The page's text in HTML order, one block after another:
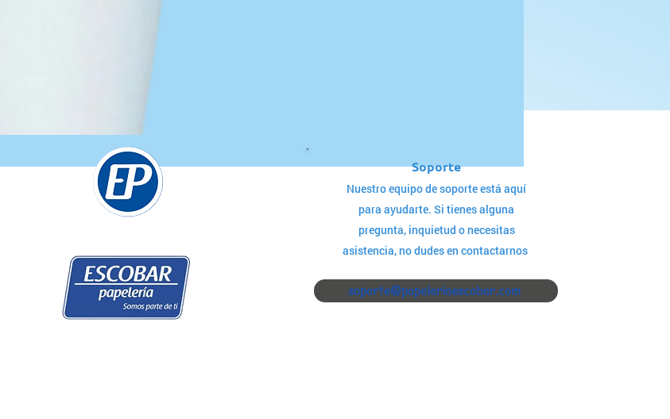
Soporte
Nuestro equipo de soporte está aquí
para ayudarte. Si tienes alguna
pregunta, inquietud o necesitas
asistencia, no dudes en contactarnos
soporte@papeleriaescobar.com